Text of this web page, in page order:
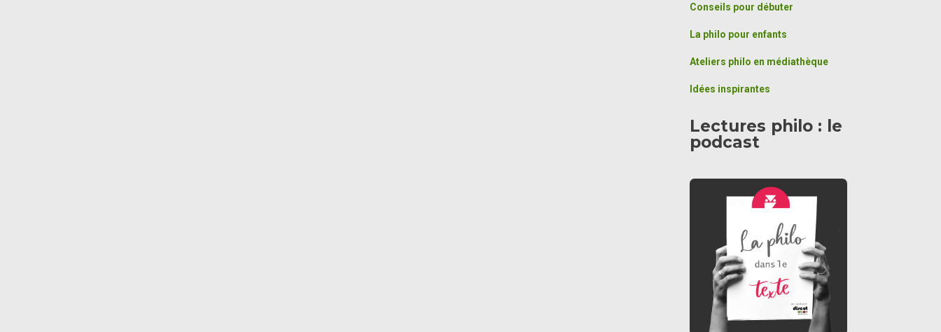
Conseils pour débuter
La philo pour enfants
Ateliers philo en médiathèque
Idées inspirantes
Lectures philo : le
podcast